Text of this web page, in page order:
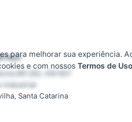
BR 282, KM 607
Industrial
Santa Catarina
para melhorar sua experiência.
e com nossos Termos de